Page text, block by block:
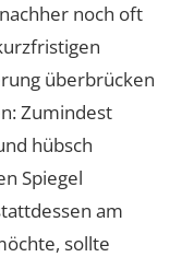
noch oft
überbrücken
Zumindest
hübsch
Spiegel
am
sollte